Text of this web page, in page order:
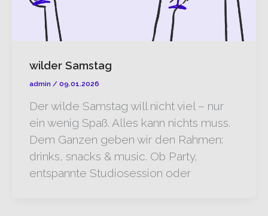
wilder Samstag
admin / 09.01.2026
Der wilde Samstag will nicht viel – nur
ein wenig Spaß. Alles kann nichts muss.
Dem Ganzen geben wir den Rahmen:
drinks, snacks & music. Ob Party,
entspannte Studiosession oder